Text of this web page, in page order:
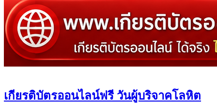
เกียรติบัตรออนไลน์ฟรี วันผู้บริจาคโลหิต